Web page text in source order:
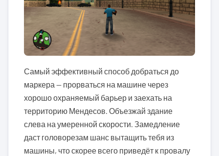
Самый эффективный способ добраться до
маркера — прорваться на машине через
хорошо охраняемый барьер и заехать на
территорию Мендесов. Объезжай здание
слева на умеренной скорости. Замедление
даст головорезам шанс вытащить тебя из
машины, что скорее всего приведёт к провалу